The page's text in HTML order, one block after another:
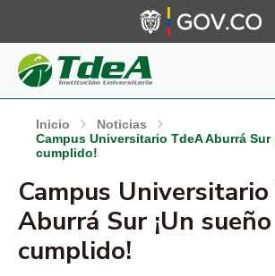
Inicio
Noticias
Campus Universitario TdeA Aburrá Sur
cumplido!
Campus
Aburrá Sur ¡Un sueño
cumplido!